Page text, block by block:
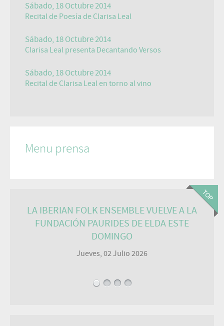
Sábado, 18 Octubre 2014
Recital de Poesía de Clarisa Leal
Sábado, 18 Octubre 2014
Clarisa Leal presenta Decantando Versos
Sábado, 18 Octubre 2014
Recital de Clarisa Leal en torno al vino
Menu prensa
LA IBERIAN FOLK ENSEMBLE VUELVE A LA
FUNDACIÓN PAURIDES DE ELDA ESTE
DOMINGO
Jueves, 02 Julio 2026